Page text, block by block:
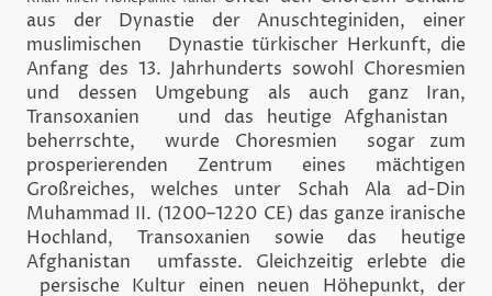
aus der Dynastie der Anuschteginiden, einer
muslimischen Dynastie türkischer Herkunft, die
Anfang des 13. Jahrhunderts sowohl Choresmien
und dessen Umgebung als auch ganz Iran,
Transoxanien und das heutige Afghanistan
beherrschte, wurde Choresmien sogar zum
prosperierenden Zentrum eines mächtigen
Großreiches, welches unter Schah Ala ad-Din
Muhammad II. (1200–1220 CE) das ganze iranische
Hochland, Transoxanien sowie das heutige
Afghanistan umfasste. Gleichzeitig erlebte die
persische Kultur einen neuen Höhepunkt, der